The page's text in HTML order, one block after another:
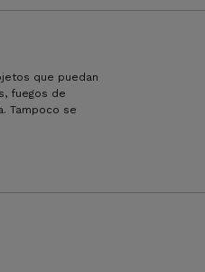
que puedan
fuegos de
Tampoco se